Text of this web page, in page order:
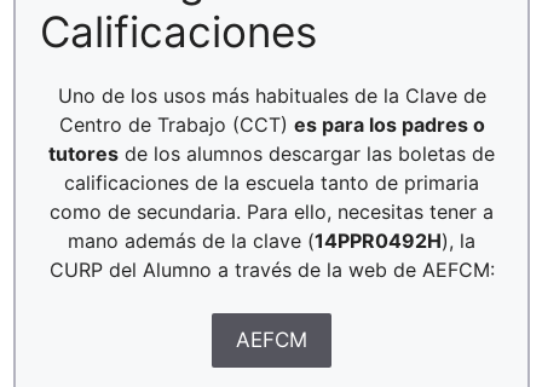
Calificaciones
Uno de los usos más habituales de la Clave de
Centro de Trabajo (CCT) es para los padres o
tutores de los alumnos descargar las boletas de
calificaciones de la escuela tanto de primaria
como de secundaria. Para ello, necesitas tener a
mano además de la clave (14PPR0492H), la
CURP del Alumno a través de la web de AEFCM:
AEFCM